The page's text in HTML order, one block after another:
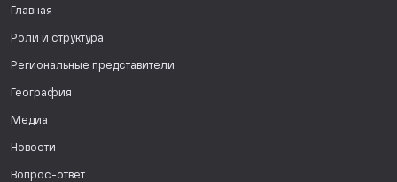
Главная
Роли и структура
Региональные представители
География
Медиа
Новости
Вопрос-ответ